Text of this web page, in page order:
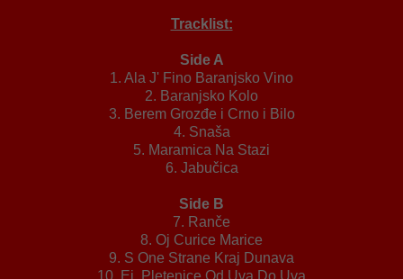
Tracklist:
Side A
1. Ala J' Fino Baranjsko Vino
2. Baranjsko Kolo
3. Berem Grozđe i Crno i Bilo
4. Snaša
5. Maramica Na Stazi
6. Jabučica
Side B
7. Ranče
8. Oj Curice Marice
9. S One Strane Kraj Dunava
10. Ej, Pletenice Od Uva Do Uva